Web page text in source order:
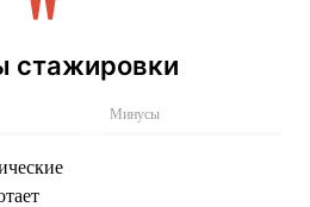
стажировки
Минусы